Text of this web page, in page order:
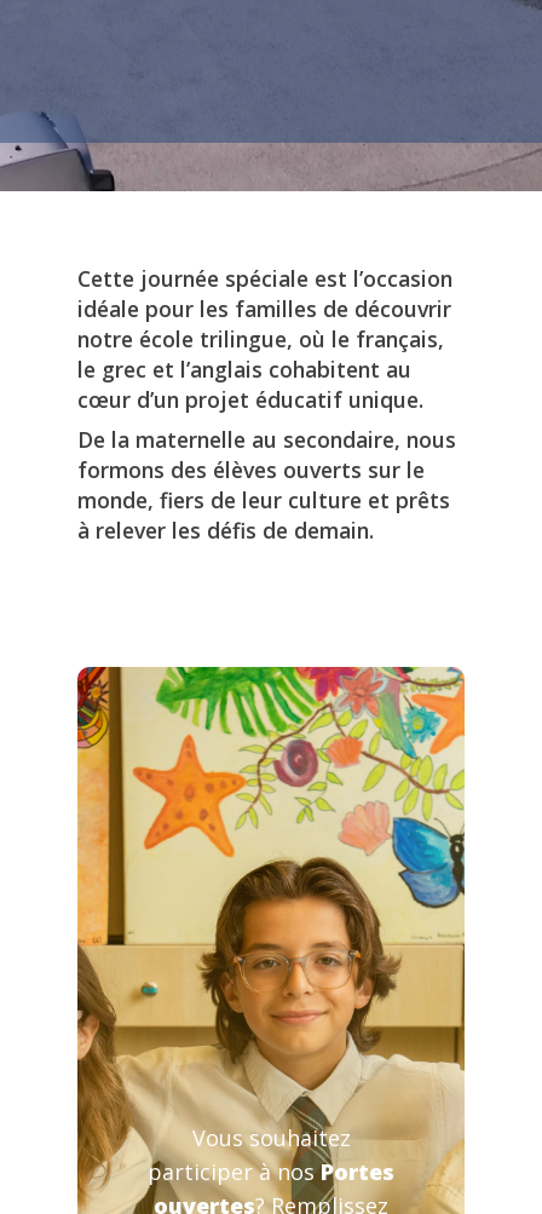
Cette journée spéciale est l’occasion
idéale pour les familles de découvrir
notre école trilingue, où le français,
le grec et l’anglais cohabitent au
cœur d’un projet éducatif unique.
De la maternelle au secondaire, nous
formons des élèves ouverts sur le
monde, fiers de leur culture et prêts
à relever les défis de demain.
Vous souhaitez
participer à nosPortes
ouvertes? Remplissez